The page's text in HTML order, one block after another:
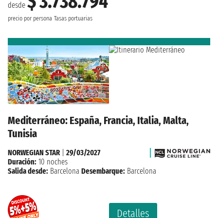
desde
precio por persona Tasas portuarias
Mediterráneo: España, Francia, Italia, Malta,
Tunisia
Detalles
NORWEGIAN STAR| 29/03/2027
Duración: 10 noches
Salida desde: Barcelona Desembarque: Barcelona